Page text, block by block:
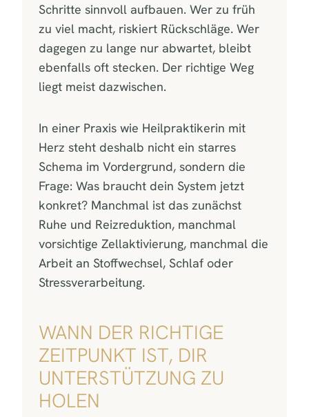
Schritte sinnvoll aufbauen. Wer zu früh
zu viel macht, riskiert Rückschläge. Wer
dagegen zu lange nur abwartet, bleibt
ebenfalls oft stecken. Der richtige Weg
liegt meist dazwischen.
In einer Praxis wie Heilpraktikerin mit
Herz steht deshalb nicht ein starres
Schema im Vordergrund, sondern die
Frage: Was braucht dein System jetzt
konkret? Manchmal ist das zunächst
Ruhe und Reizreduktion, manchmal
vorsichtige Zellaktivierung, manchmal die
Arbeit an Stoffwechsel, Schlaf oder
Stressverarbeitung.
WANN DER RICHTIGE
ZEITPUNKT IST, DIR
UNTERSTÜTZUNG ZU
HOLEN